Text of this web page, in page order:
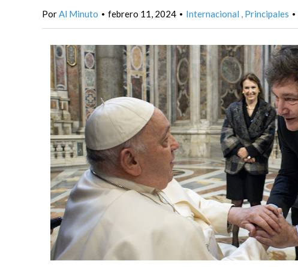
PorAl Minuto • febrero 11, 2024 • Internacional Principales •